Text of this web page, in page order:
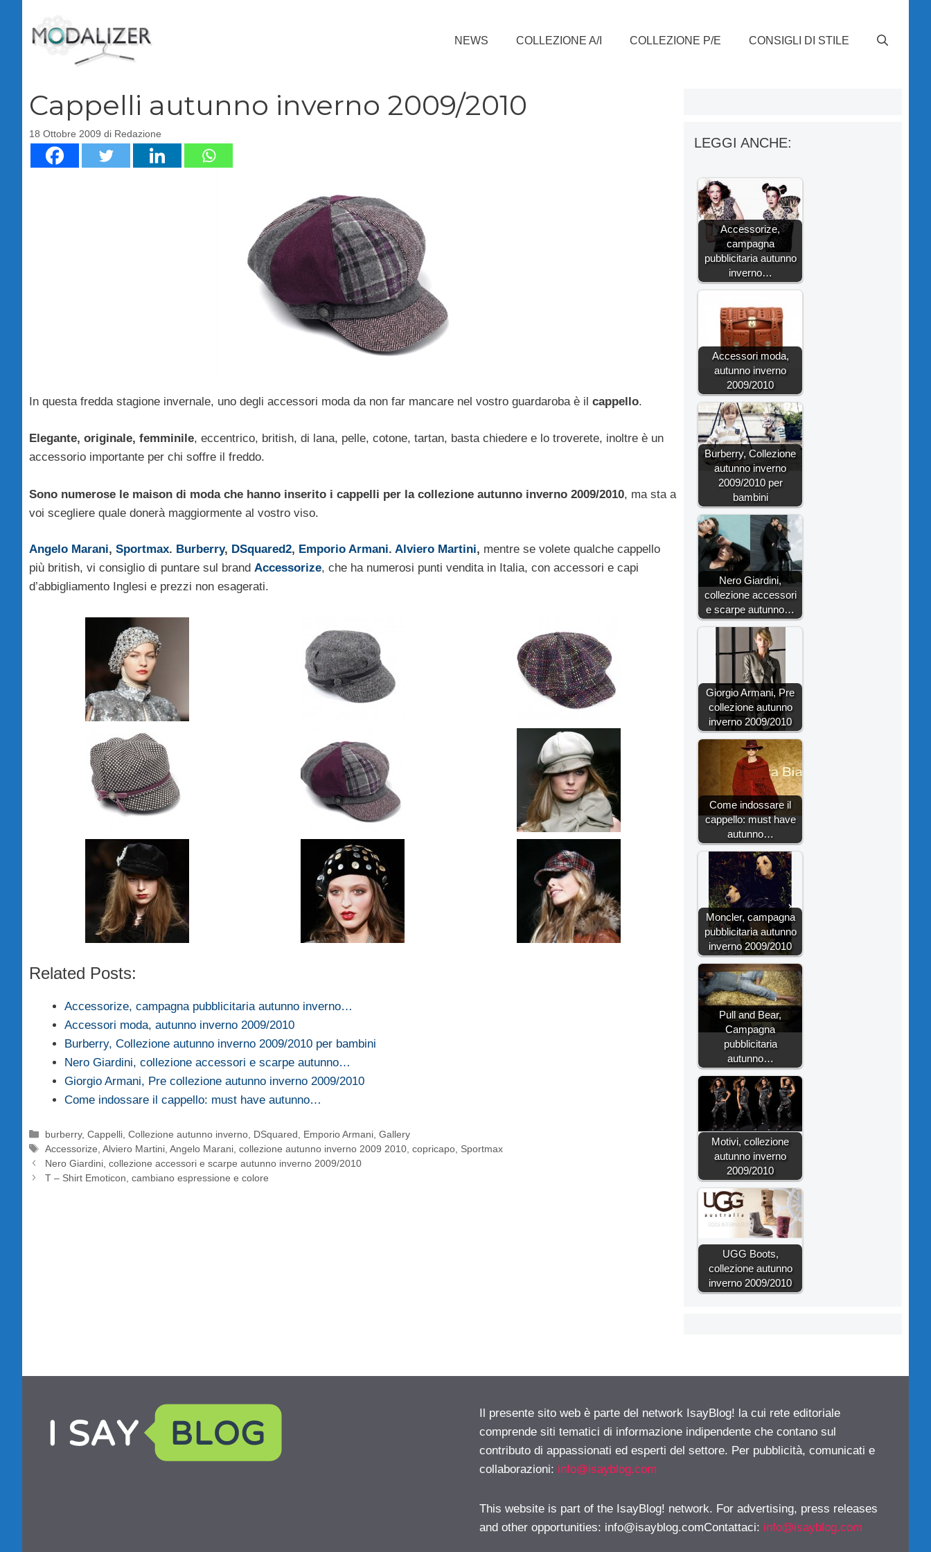
contenuto
NEWS COLLEZIONE A/I COLLEZIONE P/E CONSIGLI DI STILE
Cappelli autunno inverno 2009/2010
18 Ottobre 2009 di Redazione
In questa fredda stagione invernale, uno degli accessori moda da non far mancare nel vostro guardaroba è il cappello.
Elegante, originale, femminile, eccentrico, british, di lana, pelle, cotone, tartan, basta chiedere e lo troverete, inoltre è un
accessorio importante per chi soffre il freddo.
Sono numerose le maison di moda che hanno inserito i cappelli per la collezione autunno inverno 2009/2010, ma sta a
voi scegliere quale donerà maggiormente al vostro viso.
Angelo Marani, Sportmax. Burberry, DSquared2, Emporio Armani. Alviero Martini, mentre se volete qualche cappello
più british, vi consiglio di puntare sul brand Accessorize, che ha numerosi punti vendita in Italia, con accessori e capi
d’abbigliamento Inglesi e prezzi non esagerati.
Related Posts:
Accessorize, campagna pubblicitaria autunno inverno…
Accessori moda, autunno inverno 2009/2010
Burberry, Collezione autunno inverno 2009/2010 per bambini
Nero Giardini, collezione accessori e scarpe autunno…
Giorgio Armani, Pre collezione autunno inverno 2009/2010
Come indossare il cappello: must have autunno…
Categorie
burberry,Cappelli ,Collezione autunno inverno DSquared Emporio Armani ,Gallery
Tag
Accessorize ,Alviero Martini ,Angelo Marani ,collezione autunno inverno 2009 2010 ,copricapo Sportmax
Nero Giardini, collezione accessori e scarpe autunno inverno 2009/2010
T – Shirt Emoticon, cambiano espressione e colore
LEGGI ANCHE:
Accessorize,
campagna
pubblicitaria autunno
inverno…
Accessori moda,
autunno inverno
2009/2010
Burberry, Collezione
autunno inverno
2009/2010 per
bambini
Nero Giardini,
collezione accessori
e scarpe autunno…
Giorgio Armani, Pre
collezione autunno
inverno 2009/2010
Come indossare il
cappello: must have
autunno…
Moncler, campagna
pubblicitaria autunno
inverno 2009/2010
Pull and Bear,
Campagna
pubblicitaria
autunno…
Motivi, collezione
autunno inverno
2009/2010
UGG Boots,
collezione autunno
inverno 2009/2010
Il presente sito web è parte del network IsayBlog! la cui rete editoriale
comprende siti tematici di informazione indipendente che contano sul
contributo di appassionati ed esperti del settore. Per pubblicità, comunicati e
collaborazioni: info@isayblog.com
This website is part of the IsayBlog! network. For advertising, press releases
and other opportunities: info@isayblog.comContattaci: info@isayblog.com